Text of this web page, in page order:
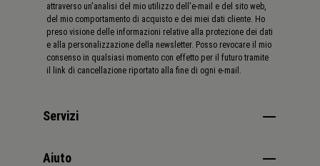
attraverso un'analisi del mio utilizzo dell'e-mail e del sito web,
del mio comportamento di acquisto e dei miei dati cliente. Ho
preso visione delle informazioni relative alla protezione dei dati
e alla personalizzazione della newsletter. Posso revocare il mio
consenso in qualsiasi momento con effetto per il futuro tramite
il link di cancellazione riportato alla fine di ogni e-mail.
Servizi
Aiuto